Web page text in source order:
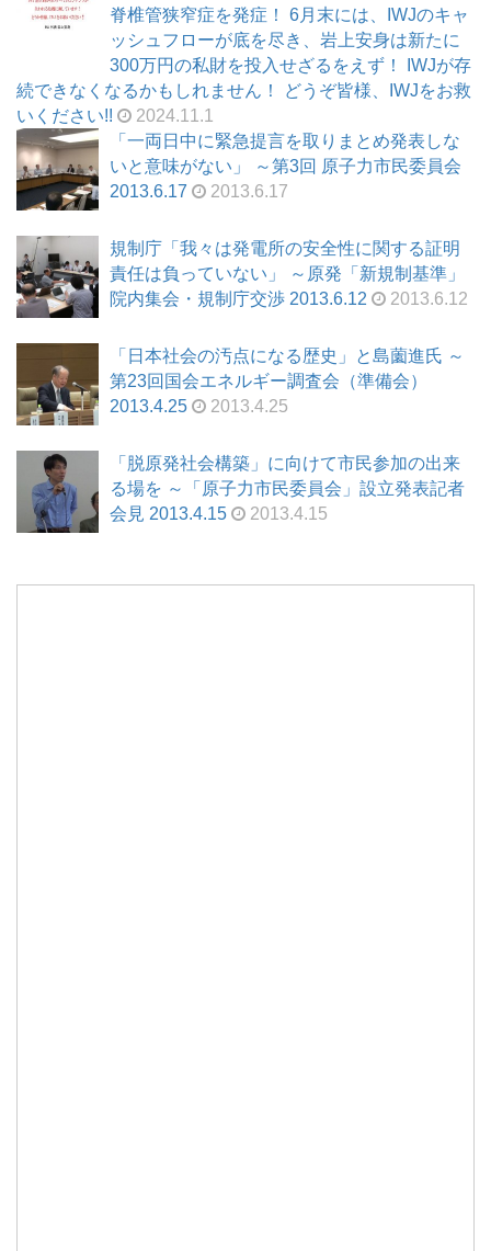
脊椎管狭窄症を発症！ 6月末には、IWJのキャ
ッシュフローが底を尽き、岩上安身は新たに
300万円の私財を投入せざるをえず！ IWJが存
続できなくなるかもしれません！ どうぞ皆様、IWJをお救
いください!!
2024.11.1
「一両日中に緊急提言を取りまとめ発表しな
いと意味がない」 ～第3回 原子力市民委員会
2013.6.17
2013.6.17
規制庁「我々は発電所の安全性に関する証明
責任は負っていない」 ～原発「新規制基準」
院内集会・規制庁交渉 2013.6.12
2013.6.12
「日本社会の汚点になる歴史」と島薗進氏 ～
第23回国会エネルギー調査会（準備会）
2013.4.25
2013.4.25
「脱原発社会構築」に向けて市民参加の出来
る場を ～「原子力市民委員会」設立発表記者
会見 2013.4.15
2013.4.15